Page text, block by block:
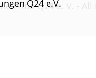
Q24 e.V.
Pirna Q24 e. V. - All